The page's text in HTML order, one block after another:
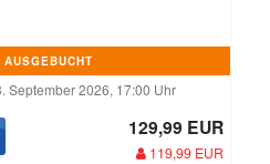
AUSGEBUCHT
September 2026, 17:00 Uhr
129,99 EUR
119,99 EUR